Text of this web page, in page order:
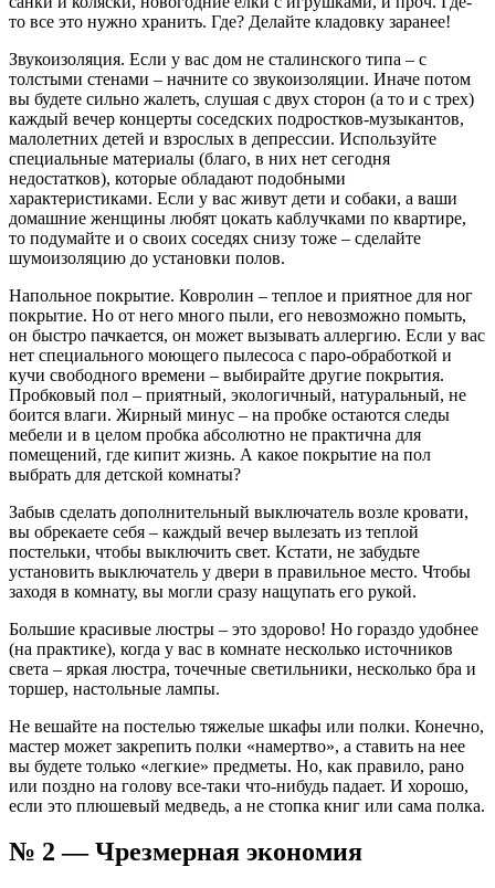
то все это нужно хранить. Где? Делайте кладовку заранее!
Звукоизоляция. Если у вас дом не сталинского типа – с
толстыми стенами – начните со звукоизоляции. Иначе потом
вы будете сильно жалеть, слушая с двух сторон (а то и с трех)
каждый вечер концерты соседских подростков-музыкантов,
малолетних детей и взрослых в депрессии. Используйте
специальные материалы (благо, в них нет сегодня
недостатков), которые обладают подобными
характеристиками. Если у вас живут дети и собаки, а ваши
домашние женщины любят цокать каблучками по квартире,
то подумайте и о своих соседях снизу тоже – сделайте
шумоизоляцию до установки полов.
Напольное покрытие. Ковролин – теплое и приятное для ног
покрытие. Но от него много пыли, его невозможно помыть,
он быстро пачкается, он может вызывать аллергию. Если у вас
нет специального моющего пылесоса с паро-обработкой и
кучи свободного времени – выбирайте другие покрытия.
Пробковый пол – приятный, экологичный, натуральный, не
боится влаги. Жирный минус – на пробке остаются следы
мебели и в целом пробка абсолютно не практична для
помещений, где кипит жизнь. А какое покрытие на пол
выбрать для детской комнаты?
Забыв сделать дополнительный выключатель возле кровати,
вы обрекаете себя – каждый вечер вылезать из теплой
постельки, чтобы выключить свет. Кстати, не забудьте
установить выключатель у двери в правильное место. Чтобы
заходя в комнату, вы могли сразу нащупать его рукой.
Большие красивые люстры – это здорово! Но гораздо удобнее
(на практике), когда у вас в комнате несколько источников
света – яркая люстра, точечные светильники, несколько бра и
торшер, настольные лампы.
Не вешайте на постелью тяжелые шкафы или полки. Конечно,
мастер может закрепить полки «намертво», а ставить на нее
вы будете только «легкие» предметы. Но, как правило, рано
или поздно на голову все-таки что-нибудь падает. И хорошо,
если это плюшевый медведь, а не стопка книг или сама полка.
№ 2 — Чрезмерная экономия